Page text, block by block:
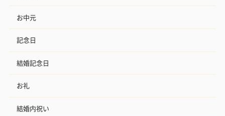
お中元
記念日
結婚記念日
お礼
結婚内祝い